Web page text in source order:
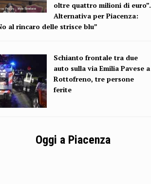
oltre quattro milioni di euro”.
Alternativa per Piacenza:
al rincaro delle strisce blu”
Schianto frontale tra due
auto sulla via Emilia Pavese a
Rottofreno, tre persone
ferite
Oggi a Piacenza